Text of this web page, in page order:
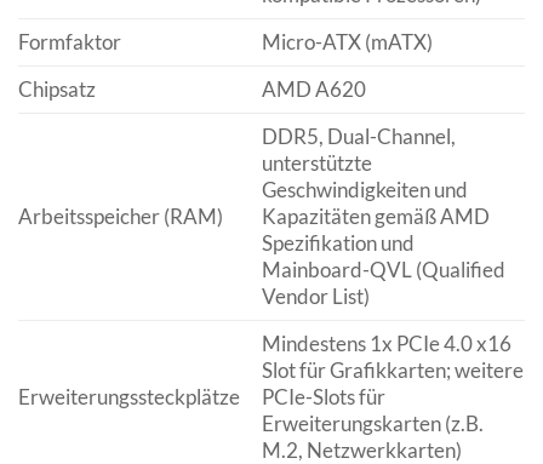
Formfaktor
Micro-ATX (mATX)
Chipsatz
AMD A620
Arbeitsspeicher (RAM)
DDR5, Dual-Channel,
unterstützte
Geschwindigkeiten und
Kapazitäten gemäß AMD
Spezifikation und
Mainboard-QVL (Qualified
Vendor List)
Erweiterungssteckplätze
Mindestens 1x PCIe 4.0 x16
Slot für Grafikkarten; weitere
PCIe-Slots für
Erweiterungskarten (z.B.
M.2, Netzwerkkarten)